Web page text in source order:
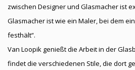
zwischen Designer und Glasmacher ist
Glasmacher ist wie ein Maler, bei dem
festhält“.
Van Loopik genießt die Arbeit in der
findet die verschiedenen Stile, die dort